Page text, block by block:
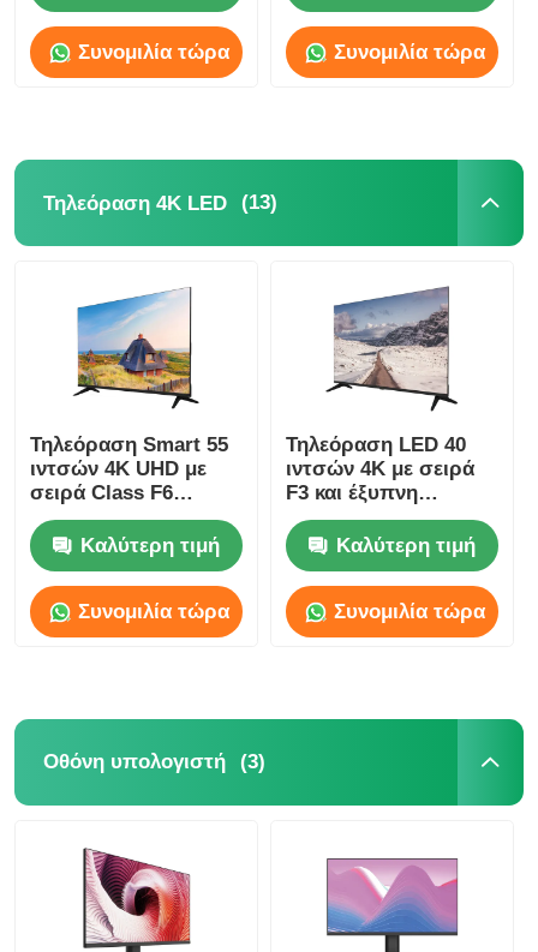
Συνομιλία τώρα Συνομιλία τώρα
Τηλεόραση 4K LED (13)
Τηλεόραση Smart 55
ιντσών 4K UHD με
σειρά Class F6
Μοντέλο 2025 3840 x
2160 Καλύτερη τιμή
Συνομιλία τώρα
Τηλεόραση LED 40
ιντσών 4K με σειρά
F3 και έξυπνη
τηλεόραση μοντέλου
2025 Καλύτερη τιμή
Συνομιλία τώρα
Οθόνη υπολογιστή (3)